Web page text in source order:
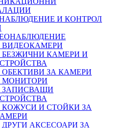
И КОНТРОЛ
ВИДЕОКАМЕРИ
БЕЗЖИЧНИ КАМЕРИ И
ОБЕКТИВИ ЗА КАМЕРИ
МОНИТОРИ
ЗАПИСВАЩИ
КОЖУСИ И СТОЙКИ ЗА
ДРУГИ АКСЕСОАРИ ЗА